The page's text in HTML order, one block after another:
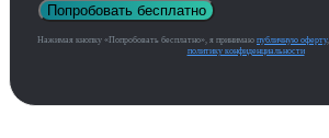
Попробовать бесплатно
Нажимая кнопку «Попробовать бесплатно», я принимаю публичную оферту,
политику конфиденциальности